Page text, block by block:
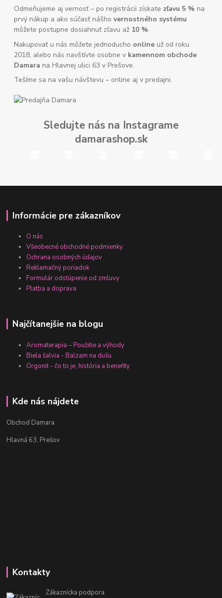
Odmeňujeme aj vernosť – po registrácii získate zľavu 5 % na
prvý nákup a ako súčasť nášhovernostného systému
môžete postupne dosiahnuť zľavu až 10 %.
Nakupovať u nás môžete jednoducho online už od roku
2018, alebo nás navštívte osobne v kamennom obchode
Damara na Hlavnej ulici 63 v Prešove.
Tešíme sa na vašu návštevu – online aj v predajni.
Sledujte nás na Instagrame
damarashop.sk
Informácie pre zákazníkov
O nás
Všeobecné obchodné podmienky
Ochrana osobných údajov
Reklamačný poriadok
Formulár odstúpenie od zmluvy
Platba a doprava
Najčítanejšie na blogu
Aromaterapia – Použitie a výhody
Biela šalvia - Balzam na dušu
Orgonit - čo to je, história a benefity
Kde nás nájdete
Obchod Damara
Hlavná 63, Prešov
Kontakty
Zákaznícka podpora